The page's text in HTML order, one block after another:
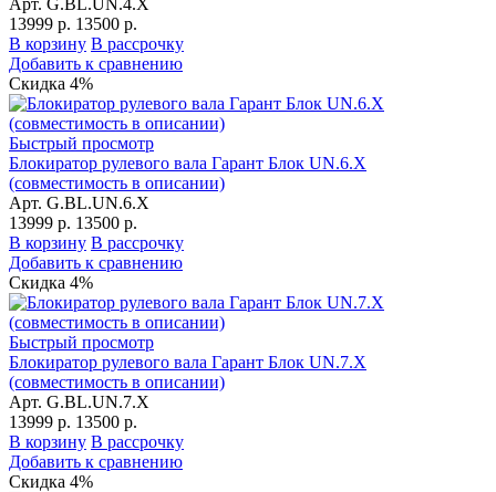
13999 р. 13500 р.
В корзину В рассрочку
Добавить к сравнению
Скидка 4%
Быстрый просмотр
Блокиратор рулевого вала Гарант Блок UN.6.X
(совместимость в описании)
Арт. G.BL.UN.6.X
13999 р. 13500 р.
В корзину В рассрочку
Добавить к сравнению
Скидка 4%
Быстрый просмотр
Блокиратор рулевого вала Гарант Блок UN.7.X
(совместимость в описании)
Арт. G.BL.UN.7.X
13999 р. 13500 р.
В корзину В рассрочку
Добавить к сравнению
Скидка 4%